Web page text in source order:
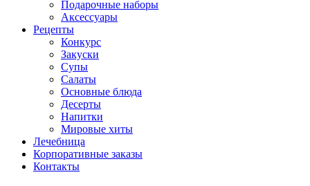
Подарочные наборы
Аксессуары
Рецепты
Конкурс
Закуски
Супы
Салаты
Основные блюда
Десерты
Напитки
Мировые хиты
Лечебница
Корпоративные заказы
Контакты